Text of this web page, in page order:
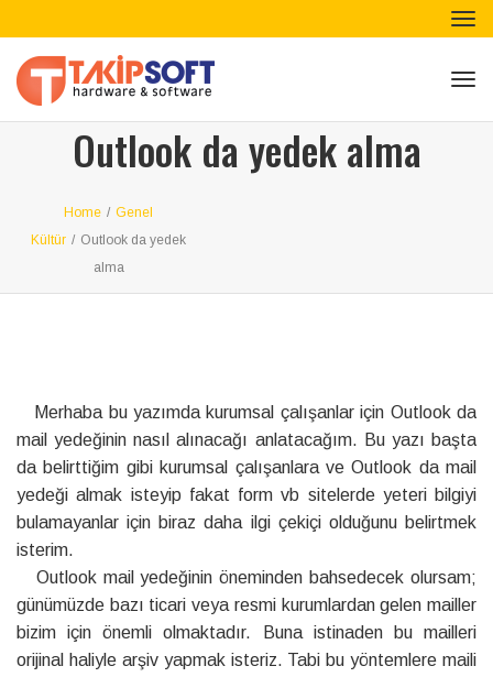
Outlook da yedek alma
Home / Genel
Kültür / Outlook da yedek
alma
Merhaba bu yazımda kurumsal çalışanlar için Outlook da
mail yedeğinin nasıl alınacağı anlatacağım. Bu yazı başta
da belirttiğim gibi kurumsal çalışanlara ve Outlook da mail
yedeği almak isteyip fakat form vb sitelerde yeteri bilgiyi
bulamayanlar için biraz daha ilgi çekiçi olduğunu belirtmek
isterim.
Outlook mail yedeğinin öneminden bahsedecek olursam;
günümüzde bazı ticari veya resmi kurumlardan gelen mailler
bizim için önemli olmaktadır. Buna istinaden bu mailleri
orijinal haliyle arşiv yapmak isteriz. Tabi bu yöntemlere maili